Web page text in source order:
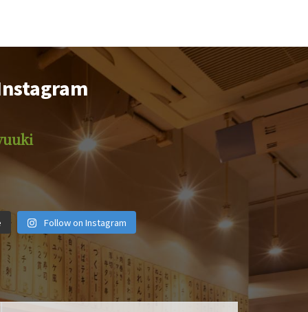
1
2月 14
motsuyakiyuuki
6
motsuyakiyuuki
11月 4
motsuyakiyuuki
28
motsuyakiyuuki
9月 25
9月 22
Follow on Instagram